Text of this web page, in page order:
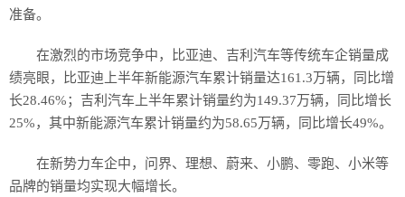
准备。
在激烈的市场竞争中，比亚迪、吉利汽车等传统车企销量成
绩亮眼，比亚迪上半年新能源汽车累计销量达161.3万辆，同比增
长28.46%；吉利汽车上半年累计销量约为149.37万辆，同比增长
25%，其中新能源汽车累计销量约为58.65万辆，同比增长49%。
在新势力车企中，问界、理想、蔚来、小鹏、零跑、小米等
品牌的销量均实现大幅增长。